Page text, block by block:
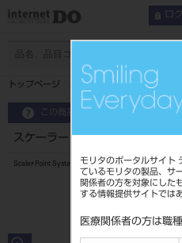
モリタのポータルサイト
ているモリタの製品、サ
関係者の方を対象にした
する情報提供サイトでは
医療関係者の方は職
ロ
トップページ スケーラー ポイント式
この商品に関するお問い合わせ
スケーラー ポイント式 3本入
Scaler Point System